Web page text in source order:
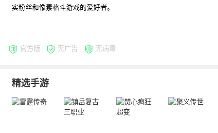
实粉丝和像素格斗游戏的爱好者。
官方版 无广告 无病毒
精选手游